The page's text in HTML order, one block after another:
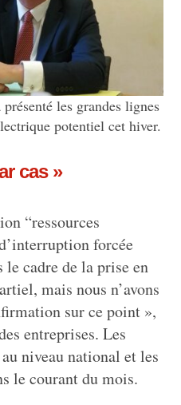
les grandes lignes
potentiel cet hiver.
cas »
“ressources
forcée
cadre de la prise en
mais nous n’avons
sur ce point »,
entreprises. Les
niveau national et les
le courant du mois.